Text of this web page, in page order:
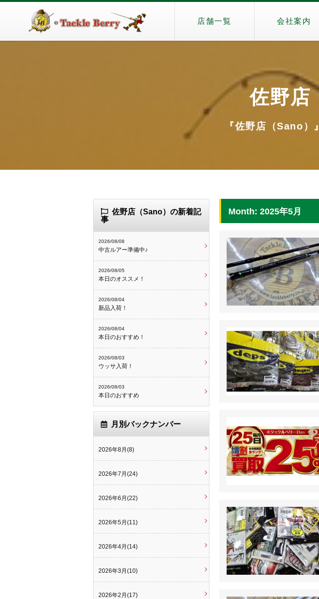
店舗一覧 会社案内
佐野店
『佐野店（Sano
Month: 2025年5月
佐野店（Sano）の新着記
事
2026/08/08
中古ルアー準備中♪
2026/08/05
本日のオススメ！
2026/08/04
新品入荷！
2026/08/04
本日のおすすめ！
2026/08/03
ウッサ入荷！
2026/08/03
本日のおすすめ
月別バックナンバー
2026年8月(8)
2026年7月(24)
2026年6月(22)
2026年5月(11)
2026年4月(14)
2026年3月(10)
2026年2月(17)